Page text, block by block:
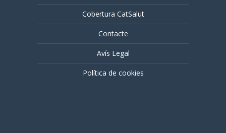
Cobertura CatSalut
Contacte
Avís Legal
Política de cookies